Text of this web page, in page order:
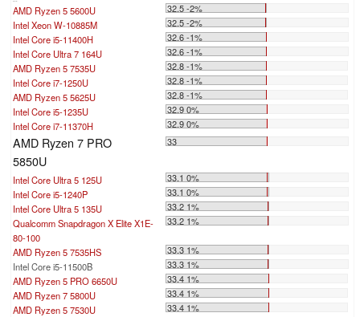
AMD Ryzen 5 5600U
32.5 -2%
Intel Xeon W-10885M
32.5 -2%
Intel Core i5-11400H
32.6 -1%
Intel Core Ultra 7 164U
32.6 -1%
AMD Ryzen 5 7535U
32.8 -1%
Intel Core i7-1250U
32.8 -1%
AMD Ryzen 5 5625U
32.8 -1%
Intel Core i5-1235U
32.9 0%
Intel Core i7-11370H
32.9 0%
AMD Ryzen 7 PRO
5850U
33
Intel Core Ultra 5 125U
33.1 0%
Intel Core i5-1240P
33.1 0%
Intel Core Ultra 5 135U
33.2 1%
Qualcomm Snapdragon X Elite X1E-
80-100
33.2 1%
AMD Ryzen 5 7535HS
33.3 1%
Intel Core i5-11500B
33.3 1%
AMD Ryzen 5 PRO 6650U
33.4 1%
AMD Ryzen 7 5800U
33.4 1%
AMD Ryzen 5 7530U
33.4 1%